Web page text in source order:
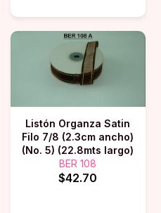
Listón Organza Satin
Filo 7/8 (2.3cm ancho)
(No. 5) (22.8mts largo)
BER 108
$42.70